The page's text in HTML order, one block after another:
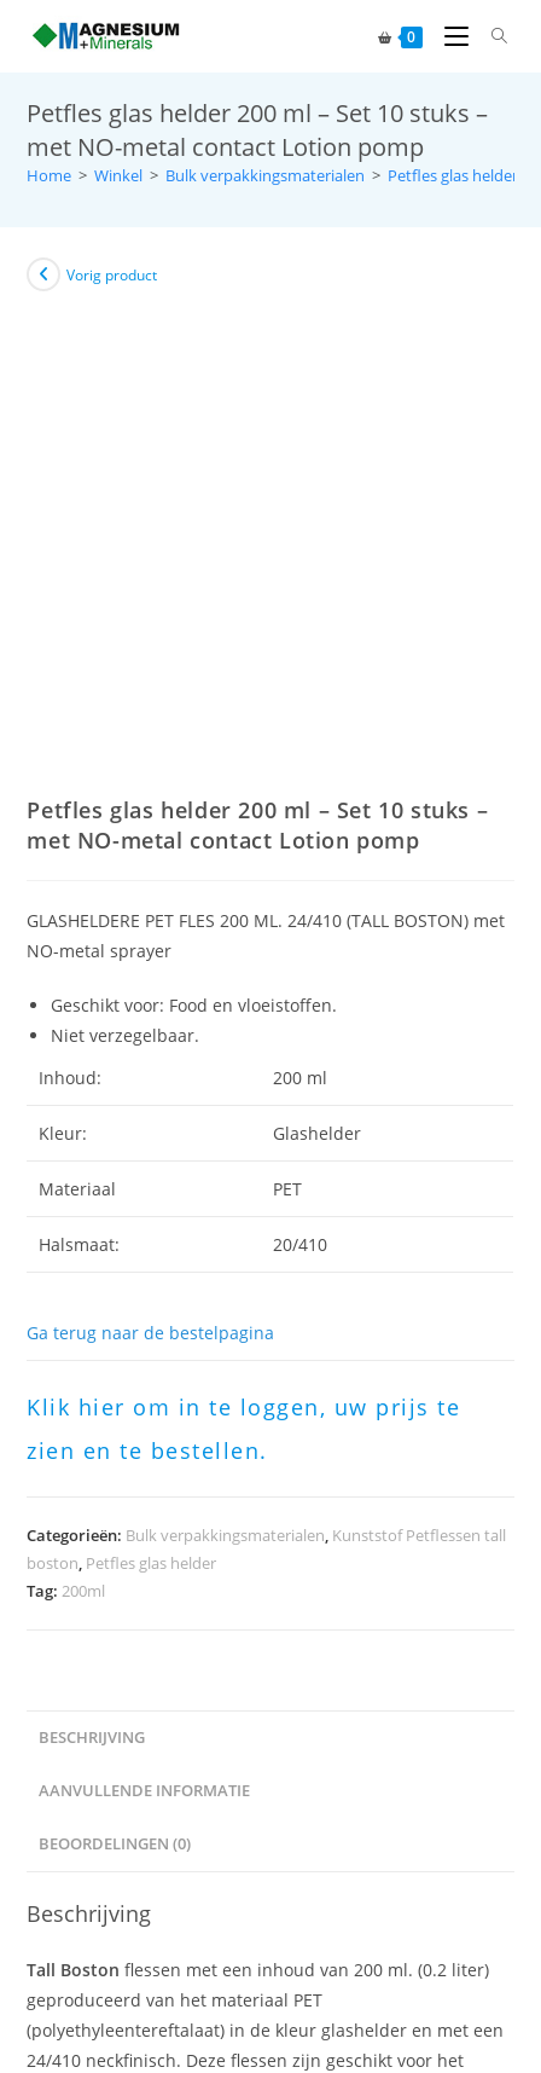
0
Petfles glas helder 200 ml – Set 10 stuks –
met NO-metal contact Lotion pomp
Home > Winkel > Bulk verpakkingsmaterialen > Petfles glas helder
Vorig product
Petfles glas helder 200 ml – Set 10 stuks –
met NO-metal contact Lotion pomp
GLASHELDERE PET FLES 200 ML. 24/410 (TALL BOSTON) met
NO-metal sprayer
Geschikt voor: Food en vloeistoffen.
Niet verzegelbaar.
Inhoud:
200 ml
Kleur: Glashelder
Materiaal PET
Halsmaat: 20/410
Ga terug naar de bestelpagina
Klik hier om in te loggen, uw prijs te
zien en te bestellen.
Categorieën: Bulk verpakkingsmaterialen, Kunststof Petflessen tall
boston, Petfles glas helder
Tag:200ml
BESCHRIJVING
AANVULLENDE INFORMATIE
BEOORDELINGEN (0)
Beschrijving
Tall Boston flessen met een inhoud van 200 ml. (0.2 liter)
geproduceerd van het materiaal PET
(polyethyleentereftalaat) in de kleur glashelder en met een
24/410 neckfinisch. Deze flessen zijn geschikt voor het